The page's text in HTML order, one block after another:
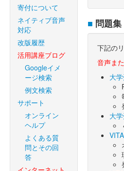
寄付について
ネイティブ音声
対応
改版履歴
活用講座ブログ
Googleイメ
ージ検索
例文検索
サポート
オンライン
ヘルプ
よくある質
問とその回
答
■ 問題集
下記の
音声ま
大
大